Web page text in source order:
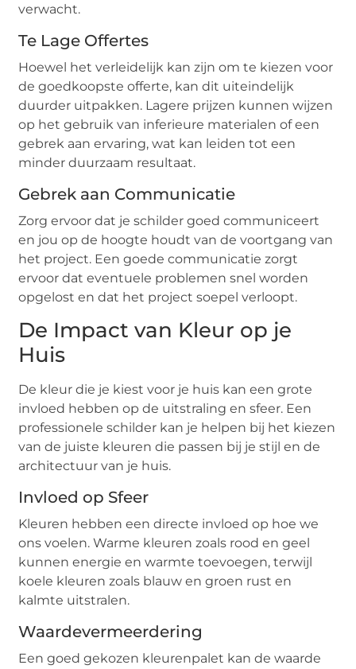
verwacht.
Te Lage Offertes
Hoewel het verleidelijk kan zijn om te kiezen voor
de goedkoopste offerte, kan dit uiteindelijk
duurder uitpakken. Lagere prijzen kunnen wijzen
op het gebruik van inferieure materialen of een
gebrek aan ervaring, wat kan leiden tot een
minder duurzaam resultaat.
Gebrek aan Communicatie
Zorg ervoor dat je schilder goed communiceert
en jou op de hoogte houdt van de voortgang van
het project. Een goede communicatie zorgt
ervoor dat eventuele problemen snel worden
opgelost en dat het project soepel verloopt.
De Impact van Kleur op je
Huis
De kleur die je kiest voor je huis kan een grote
invloed hebben op de uitstraling en sfeer. Een
professionele schilder kan je helpen bij het kiezen
van de juiste kleuren die passen bij je stijl en de
architectuur van je huis.
Invloed op Sfeer
Kleuren hebben een directe invloed op hoe we
ons voelen. Warme kleuren zoals rood en geel
kunnen energie en warmte toevoegen, terwijl
koele kleuren zoals blauw en groen rust en
kalmte uitstralen.
Waardevermeerdering
Een goed gekozen kleurenpalet kan de waarde